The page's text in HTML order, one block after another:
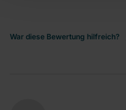
War diese Bewertung hilfreich?